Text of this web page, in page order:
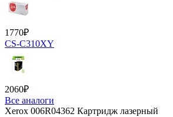
1770₽
CS-C310XY
2060₽
Все аналоги
Xerox 006R04362 Картридж лазерный